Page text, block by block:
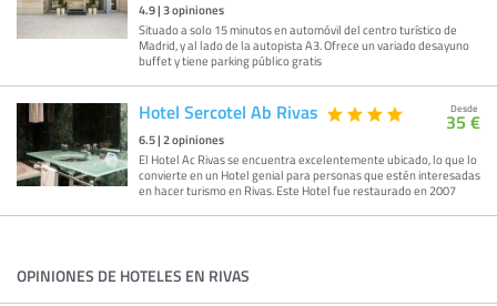
4.9|3opiniones
Situado a solo 15 minutos en automóvil del centro turístico de
Madrid, y al lado de la autopista A3. Ofrece un variado desayuno
buffet y tiene parking público gratis
Hotel Sercotel Ab Rivas
6.5|2opiniones
El Hotel Ac Rivas se encuentra excelentemente ubicado, lo que lo
convierte en un Hotel genial para personas que estén interesadas
en hacer turismo en Rivas. Este Hotel fue restaurado en 2007
Desde
35 €
OPINIONES DE HOTELES EN RIVAS